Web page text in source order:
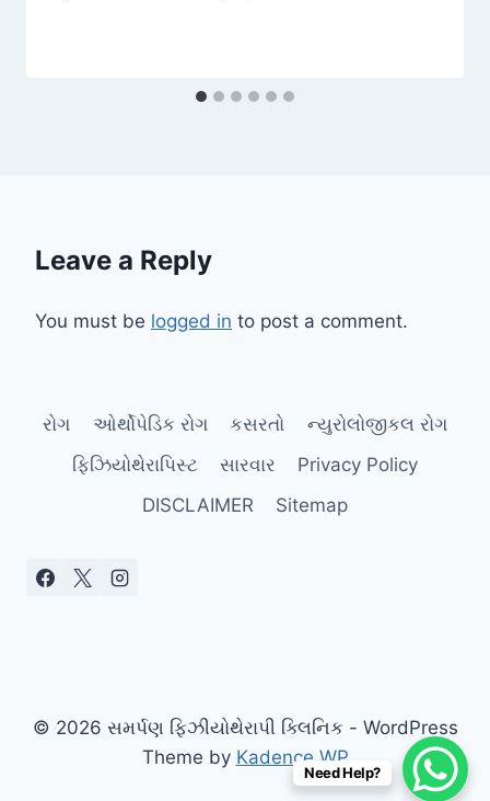
Leave a Reply
You must be logged in to post a comment.
રોગ ઓર્થોપેડિક રોગ કસરતો
ન્યુરોલોજીકલ રોગ
ફિઝિયોથેરાપિસ્ટ
સારવાર
Privacy Policy
DISCLAIMER
Sitemap
© 2026 સમર્પણ ફિઝીયોથેરાપી ક્લિનિક - WordPress
Theme by Kadence WP
Need Help?